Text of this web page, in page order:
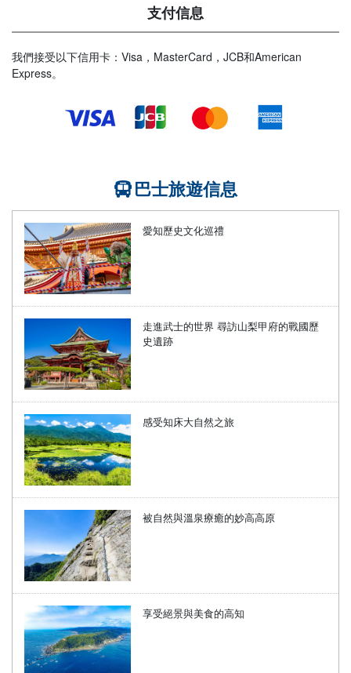
支付信息
我們接受以下信用卡：Visa，MasterCard，JCB和American
Express。
巴士旅遊信息
愛知歷史文化巡禮
走進武士的世界 尋訪山梨甲府的戰國歷
史遺跡
感受知床大自然之旅
被自然與溫泉療癒的妙高高原
享受絕景與美食的高知